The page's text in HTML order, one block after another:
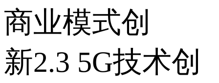
商业模式创
新 2.3 5G技术创